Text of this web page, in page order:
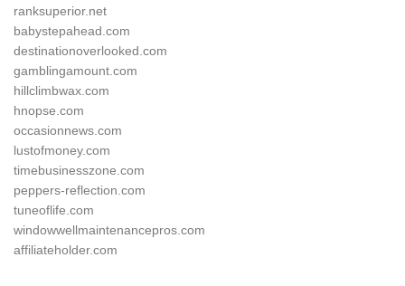
ranksuperior.net
babystepahead.com
destinationoverlooked.com
gamblingamount.com
hillclimbwax.com
hnopse.com
occasionnews.com
lustofmoney.com
timebusinesszone.com
peppers-reflection.com
tuneoflife.com
windowwellmaintenancepros.com
affiliateholder.com